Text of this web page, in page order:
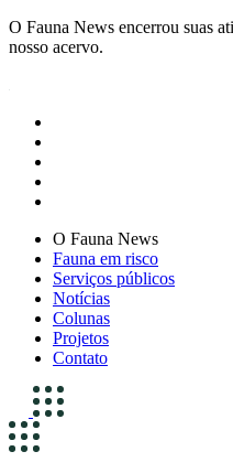
O Fauna News encerrou suas
nosso acervo.
O Fauna News
Fauna em risco
Serviços públicos
Notícias
Colunas
Projetos
Contato